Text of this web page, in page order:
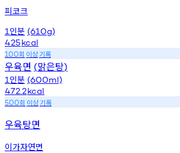
피코크
1 인분 (610g)
425kcal
100회 이상기록
우육면 (맑은탕)
1 인분 (600ml)
472.2kcal
500회 이상기록
우육탕면
이가자연면